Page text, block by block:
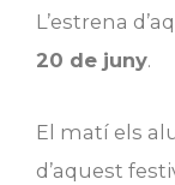
L’estrena
20 de juny.
El matí els
d’aquest